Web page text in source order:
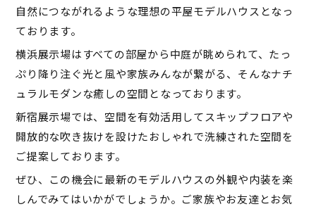
自然につながれるような理想の平屋モデルハウスとなっ
ております。
横浜展示場はすべての部屋から中庭が眺められて、たっ
ぷり降り注ぐ光と風や家族みんなが繋がる、そんなナチ
ュラルモダンな癒しの空間となっております。
新宿展示場では、空間を有効活用してスキップフロアや
開放的な吹き抜けを設けたおしゃれで洗練された空間を
ご提案しております。
ぜひ、この機会に最新のモデルハウスの外観や内装を楽
しんでみてはいかがでしょうか。ご家族やお友達とお気